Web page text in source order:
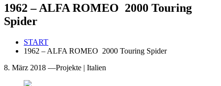
1962 – ALFA ROMEO 2000 Touring
Spider
START
1962 – ALFA ROMEO 2000 Touring Spider
8. März 2018 —Projekte | Italien